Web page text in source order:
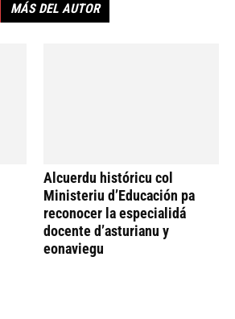
MÁS DEL AUTOR
Alcuerdu históricu col
Ministeriu d’Educación pa
reconocer la especialidá
docente d’asturianu y
eonaviegu